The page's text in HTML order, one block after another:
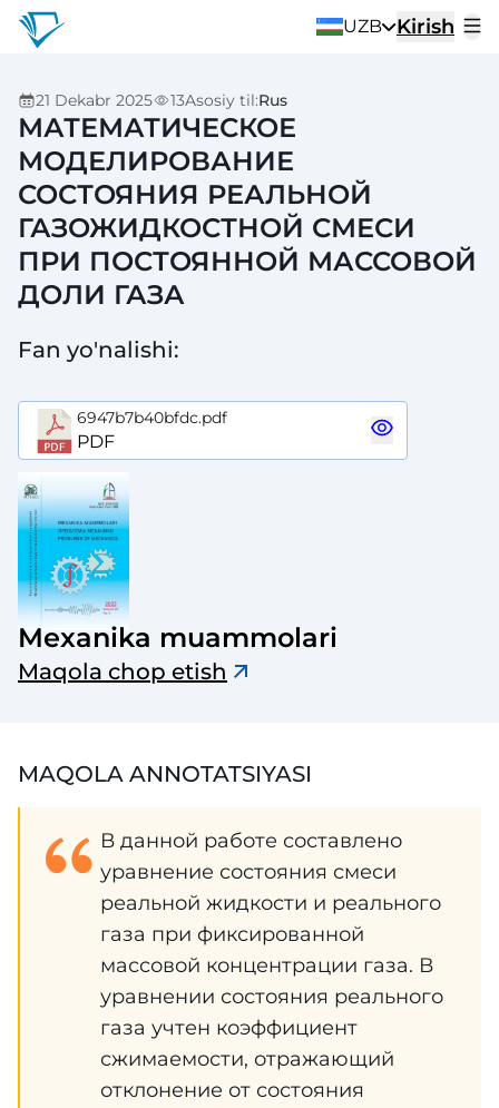
UZB Kirish
21 Dekabr 2025 13Asosiy til:Rus
МАТЕМАТИЧЕСКОЕ
МОДЕЛИРОВАНИЕ
СОСТОЯНИЯ РЕАЛЬНОЙ
ГАЗОЖИДКОСТНОЙ СМЕСИ
ПРИ ПОСТОЯННОЙ МАССОВОЙ
ДОЛИ ГАЗА
Fan yo'nalishi:
6947b7b40bfdc.pdf
PDF
Mexanika muammolari
Maqola chop etish
MAQOLA ANNOTATSIYASI
В данной работе составлено
уравнение состояния смеси
реальной жидкости и реального
газа при фиксированной
массовой концентрации газа. В
уравнении состояния реального
газа учтен коэффициент
сжимаемости, отражающий
отклонение от состояния